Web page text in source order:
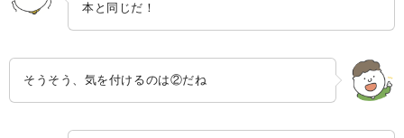
本と同じだ！
そうそう、気を付けるのは②だね